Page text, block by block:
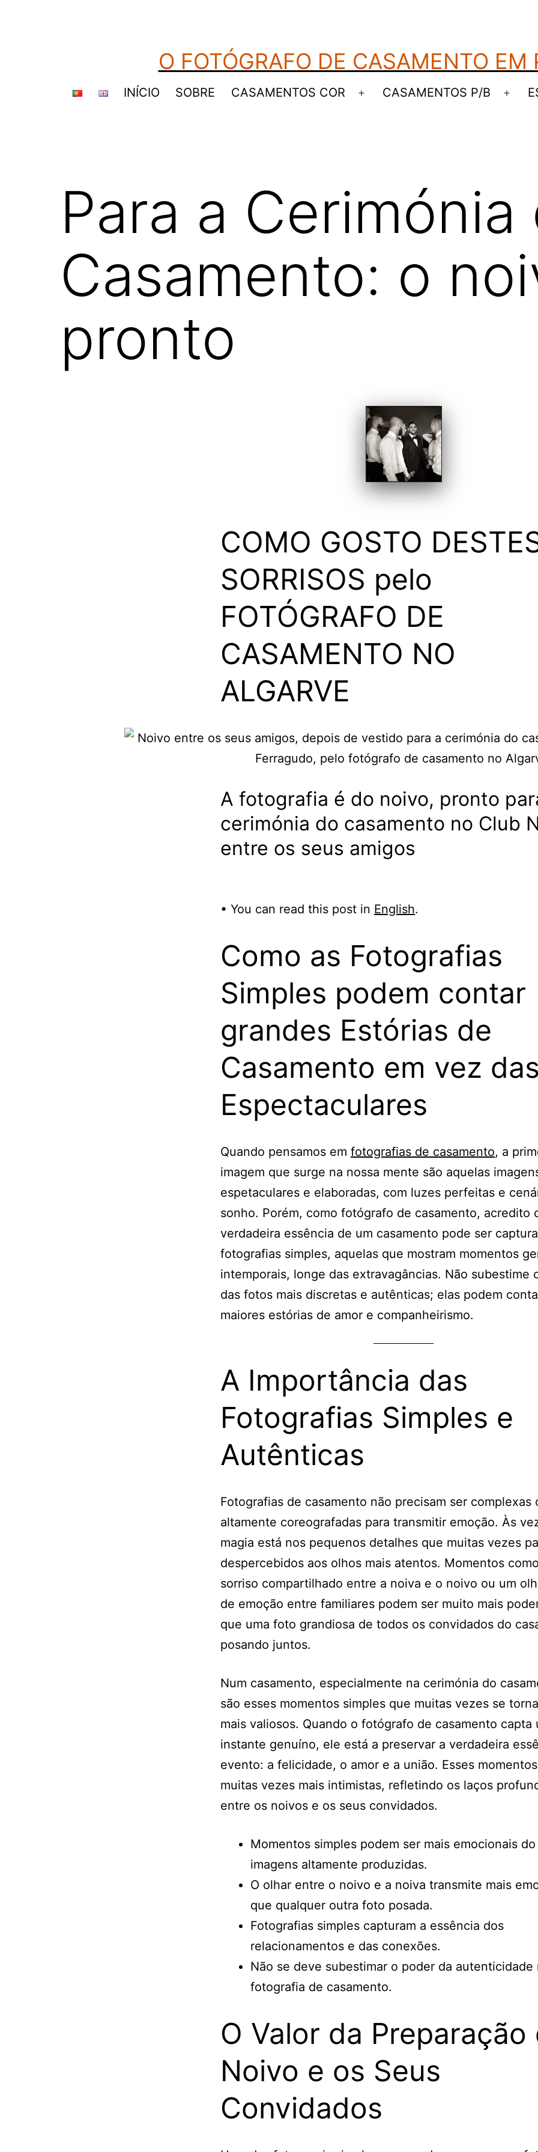
O FOTÓGRAFO DE CASAMENTO EM
INÍCIO SOBRE CASAMENTOS COR
Abrir
CASAMENTOS P/B
Abrir
Para a Cerimónia
Casamento: o
pronto
COMO GOSTO
SORRISOS pelo
FOTÓGRAFO DE
CASAMENTO NO
ALGARVE
A fotografia é do noivo, pronto
cerimónia do casamento no Club
entre os seus amigos
• You can read this post in English.
Como as Fotografias
Simples podem contar
grandes Estórias de
Casamento em vez das
Espectaculares
Quando pensamos em fotografias de casamento, a
imagem que surge na nossa mente são aquelas
espetaculares e elaboradas, com luzes perfeitas e
sonho. Porém, como fotógrafo de casamento, acredito
verdadeira essência de um casamento pode ser
fotografias simples, aquelas que mostram momentos
intemporais, longe das extravagâncias. Não subestime
das fotos mais discretas e autênticas; elas podem
maiores estórias de amor e companheirismo.
A Importância das
Fotografias Simples e
Autênticas
Fotografias de casamento não precisam ser complexas
altamente coreografadas para transmitir emoção. Às
magia está nos pequenos detalhes que muitas vezes
despercebidos aos olhos mais atentos. Momentos
sorriso compartilhado entre a noiva e o noivo ou um
de emoção entre familiares podem ser muito mais
que uma foto grandiosa de todos os convidados do
posando juntos.
Num casamento, especialmente na cerimónia do
são esses momentos simples que muitas vezes se
mais valiosos. Quando o fotógrafo de casamento capta
instante genuíno, ele está a preservar a verdadeira
evento: a felicidade, o amor e a união. Esses
muitas vezes mais intimistas, refletindo os laços
entre os noivos e os seus convidados.
Momentos simples podem ser mais emocionais
imagens altamente produzidas.
O olhar entre o noivo e a noiva transmite mais
que qualquer outra foto posada.
Fotografias simples capturam a essência dos
relacionamentos e das conexões.
Não se deve subestimar o poder da autenticidade
fotografia de casamento.
O Valor da Preparação
Noivo e os Seus
Convidados